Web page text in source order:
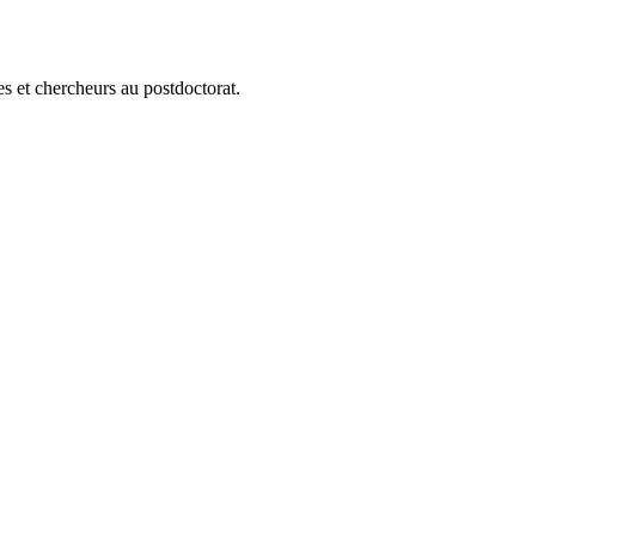
et chercheurs au postdoctorat.